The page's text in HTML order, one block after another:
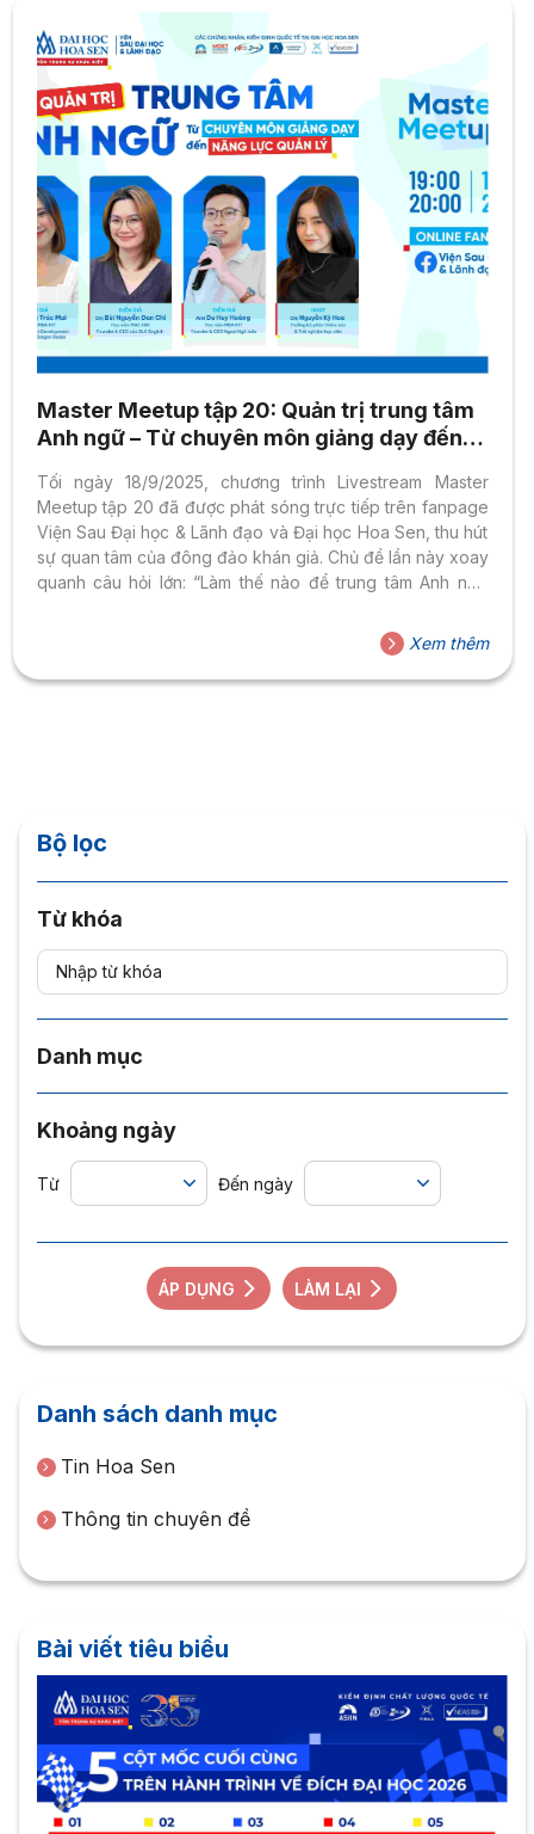
Master Meetup tập 20: Quản trị trung tâm
Anh ngữ – Từ chuyên môn giảng dạy đến
Tối ngày 18/9/2025, chương trình Livestream Master
Meetup tập 20 đã được phát sóng trực tiếp trên fanpage
Viện Sau Đại học & Lãnh đạo và Đại học Hoa Sen, thu hút
sự quan tâm của đông đảo khán giả. Chủ đề lần này xoay
quanh câu hỏi lớn: “Làm thế nào để trung tâm Anh ngữ
vàng trong quản trị, xây dựng thương hiệu và phát triển
bền vững?” Góc nhìn đa chiều từ các diễn giả Ba khách
mời giàu kinh nghiệm và truyền cảm hứng đã...
Xem thêm
Bộ lọc
Từ khóa
Danh mục
Khoảng ngày
Từ Đến ngày
ÁP DỤNG LÀM LẠI
Danh sách danh mục
Tin Hoa Sen
Thông tin chuyên đề
Bài viết tiêu biểu